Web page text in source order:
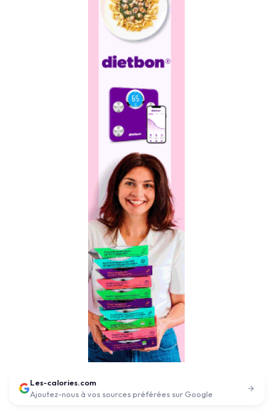
Les-calories.com
Ajoutez-nous à vos sources préférées sur Google